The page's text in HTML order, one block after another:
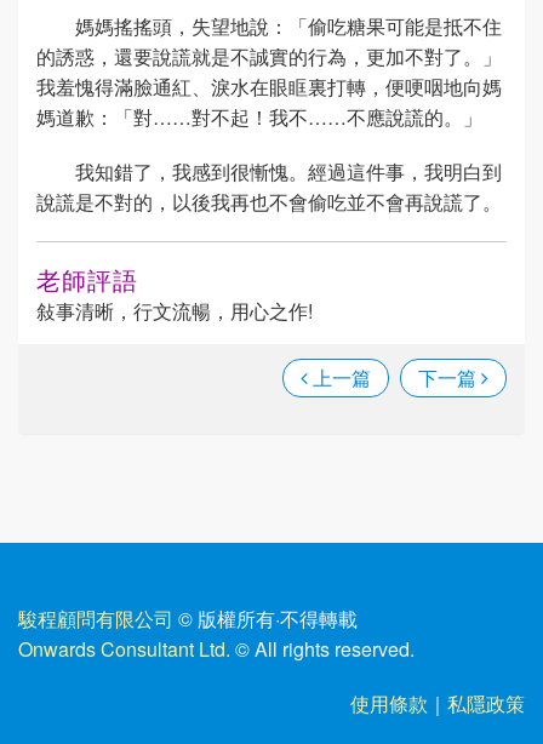
媽媽搖搖頭，失望地說：「偷吃糖果可能是抵不住
的誘惑，還要說謊就是不誠實的行為，更加不對了。」
我羞愧得滿臉通紅、淚水在眼眶裏打轉，便哽咽地向媽
媽道歉：「對……對不起！我不……不應說謊的。」
我知錯了，我感到很慚愧。經過這件事，我明白到
說謊是不對的，以後我再也不會偷吃並不會再說謊了。
老師評語
敍事清晰，行文流暢，用心之作!
上一篇 下一篇
駿程顧問有限公司 © 版權所有·不得轉載
Onwards Consultant Ltd. © All rights reserved.
使用條款 ｜ 私隱政策